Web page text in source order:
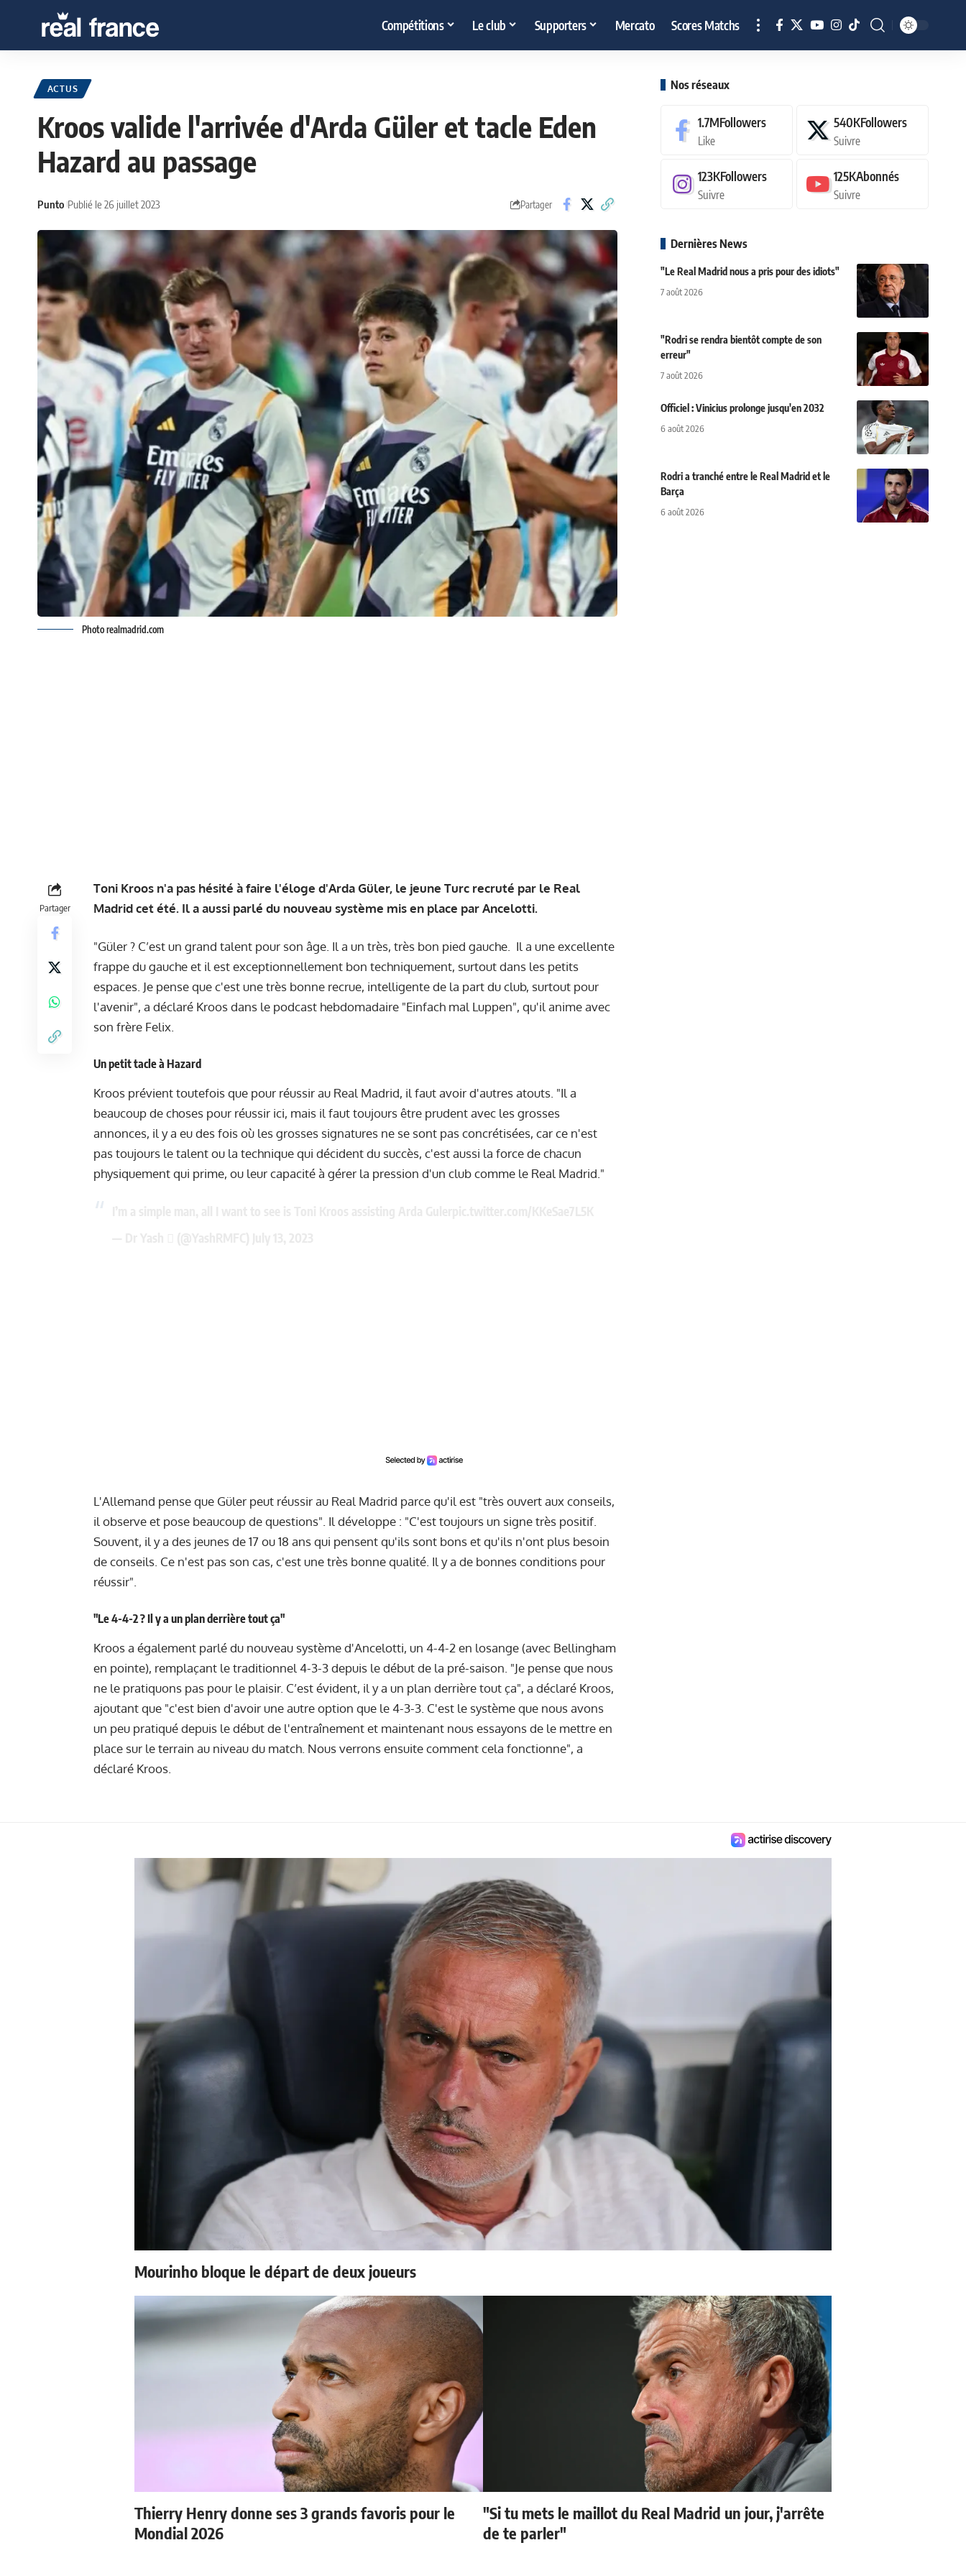
Compétitions Le club Supporters Mercato Scores Matchs
ACTUS
Kroos valide l'arrivée d'Arda Güler et tacle Eden
Hazard au passage
Punto Publié le 26 juillet 2023 Partager
Photo realmadrid.com
Partager
Toni Kroos n'a pas hésité à faire l'éloge d'Arda Güler, le jeune Turc recruté par le Real
Madrid cet été. Il a aussi parlé du nouveau système mis en place par Ancelotti.
"Güler ? C’est un grand talent pour son âge. Il a un très, très bon pied gauche. Il a une excellente
frappe du gauche et il est exceptionnellement bon techniquement, surtout dans les petits
espaces. Je pense que c'est une très bonne recrue, intelligente de la part du club, surtout pour
l'avenir", a déclaré Kroos dans le podcast hebdomadaire "Einfach mal Luppen", qu'il anime avec
son frère Felix.
Un petit tacle à Hazard
Kroos prévient toutefois que pour réussir au Real Madrid, il faut avoir d'autres atouts. "Il a
beaucoup de choses pour réussir ici, mais il faut toujours être prudent avec les grosses
annonces, il y a eu des fois où les grosses signatures ne se sont pas concrétisées, car ce n'est
pas toujours le talent ou la technique qui décident du succès, c'est aussi la force de chacun
physiquement qui prime, ou leur capacité à gérer la pression d'un club comme le Real Madrid."
L'Allemand pense que Güler peut réussir au Real Madrid parce qu'il est "très ouvert aux conseils,
il observe et pose beaucoup de questions". Il développe : "C'est toujours un signe très positif.
Souvent, il y a des jeunes de 17 ou 18 ans qui pensent qu'ils sont bons et qu'ils n'ont plus besoin
de conseils. Ce n'est pas son cas, c'est une très bonne qualité. Il y a de bonnes conditions pour
réussir".
"Le4-4-2 ? Il y a un plan derrière tout ça"
Kroos a également parlé du nouveau système d'Ancelotti, un 4-4-2 en losange (avec Bellingham
en pointe), remplaçant le traditionnel 4-3-3 depuis le début de la pré-saison. "Je pense que nous
ne le pratiquons pas pour le plaisir. C’est évident, il y a un plan derrière tout ça", a déclaré Kroos,
ajoutant que "c'est bien d'avoir une autre option que le 4-3-3. C'est le système que nous avons
un peu pratiqué depuis le début de l'entraînement et maintenant nous essayons de le mettre en
place sur le terrain au niveau du match. Nous verrons ensuite comment cela fonctionne", a
déclaré Kroos.
Nos réseaux
1.7MFollowers
Like
540KFollowers
Suivre
123KFollowers
Suivre
125KAbonnés
Suivre
Dernières News
"Le Real Madrid nous a pris pour des idiots"
7 août 2026
"Rodri se rendra bientôt compte de son
erreur"
7 août 2026
Officiel : Vinicius prolonge jusqu'en 2032
6 août 2026
Rodri a tranché entre le Real Madrid et le
Barça
6 août 2026
Mourinho bloque le départ de deux joueurs
Thierry Henry donne ses 3 grands favoris pour le
Mondial 2026
"Si tu mets le maillot du Real Madrid un jour, j'arrête
de te parler"